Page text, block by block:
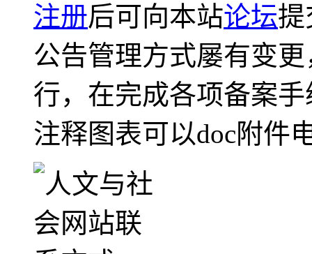
注册后可向本站论坛提
公告管理方式屡有变
行，在完成各项备案
注释图表可以doc附件